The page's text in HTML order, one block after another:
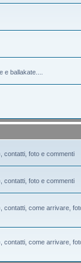
ballakate....
contatti, foto e commenti
contatti, foto e commenti
contatti, come arrivare,
contatti, come arrivare,